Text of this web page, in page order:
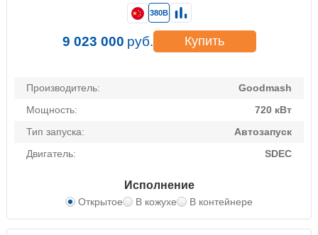
Производитель:
Goodmash
Мощность:
720 кВт
Тип запуска:
Автозапуск
Двигатель:
SDEC
Исполнение
Открытое В кожухе В контейнере
380В
9 023 000 руб. Купить